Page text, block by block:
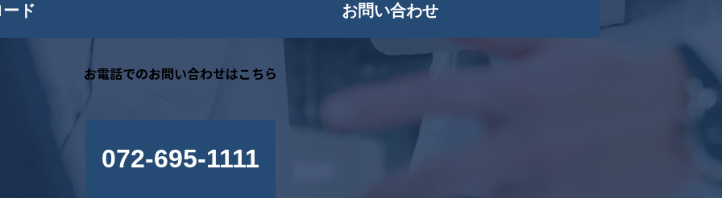
ド お問い合わせ
お電話でのお問い合わせはこちら
072-695-1111